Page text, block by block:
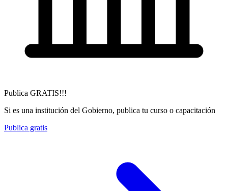
Publica GRATIS!!!
Si es una institución del Gobierno, publica tu curso o capacitación
Publica gratis